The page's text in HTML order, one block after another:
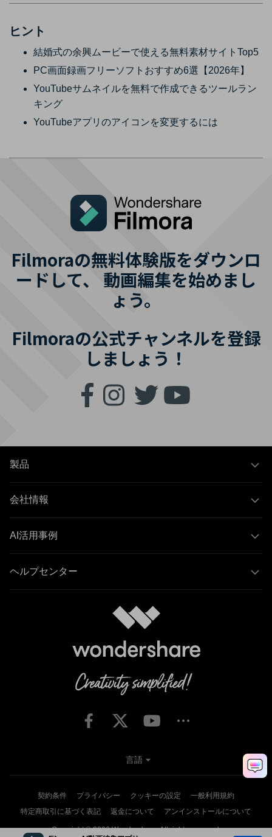
ヒント
結婚式の余興ムービーで使える無料素材サイトTop5
PC画面録画フリーソフトおすすめ6選【2026年】
YouTubeサムネイルを無料で作成できるツールラン
キング
YouTubeアプリのアイコンを変更するには
Filmoraの無料体験版をダウンロ
ードして、 動画編集を始めまし
ょう。
Filmoraの公式チャンネルを登録
しましょう！
製品
会社情報
AI活用事例
ヘルプセンター
契約条件 プライバシー クッキーの設定
一般利用規約
特定商取引に基づく表記
返金について アンインストールについて
Copyright © 2026Wondershare. All rights reserved.
言語